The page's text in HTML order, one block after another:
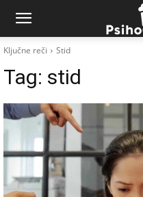
Ključne reči Stid
Tag: stid